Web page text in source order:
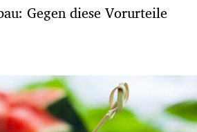
Gegen diese Vorurteile